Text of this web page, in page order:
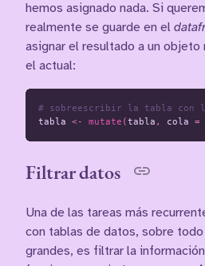
hemos asignado nada. Si
realmente se guarde en el
asignar el resultado a un objeto
el actual:
# sobreescribir la tabla con la
tabla <- mutate (tabla , cola =
Filtrar datos
Una de las tareas más
con tablas de datos, sobre todo
grandes, es filtrar la